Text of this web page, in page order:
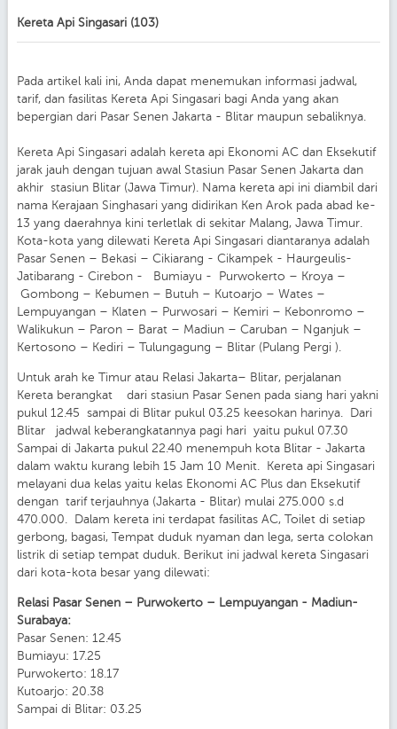
Kereta Api Singasari (103)
Pada artikel kali ini, Anda dapat menemukan informasi jadwal,
tarif, dan fasilitas Kereta Api Singasari bagi Anda yang akan
bepergian dari Pasar Senen Jakarta - Blitar maupun sebaliknya.
Kereta Api Singasari adalah kereta api Ekonomi AC dan Eksekutif
jarak jauh dengan tujuan awal Stasiun Pasar Senen Jakarta dan
akhir stasiun Blitar (Jawa Timur). Nama kereta api ini diambil dari
nama Kerajaan Singhasari yang didirikan Ken Arok pada abad ke-
13 yang daerahnya kini terletlak di sekitar Malang, Jawa Timur.
Kota-kota yang dilewati Kereta Api Singasari diantaranya adalah
Pasar Senen – Bekasi – Cikiarang - Cikampek - Haurgeulis-
Jatibarang - Cirebon - Bumiayu - Purwokerto – Kroya –
Gombong – Kebumen – Butuh – Kutoarjo – Wates –
Lempuyangan – Klaten – Purwosari – Kemiri – Kebonromo –
Walikukun – Paron – Barat – Madiun – Caruban – Nganjuk –
Kertosono – Kediri – Tulungagung – Blitar (Pulang Pergi ).
Untuk arah ke Timur atau Relasi Jakarta– Blitar, perjalanan
Kereta berangkat dari stasiun Pasar Senen pada siang hari yakni
pukul 12.45 sampai di Blitar pukul 03.25 keesokan harinya. Dari
Blitar jadwal keberangkatannya pagi hari yaitu pukul 07.30
Sampai di Jakarta pukul 22.40 menempuh kota Blitar - Jakarta
dalam waktu kurang lebih 15 Jam 10 Menit. Kereta api Singasari
melayani dua kelas yaitu kelas Ekonomi AC Plus dan Eksekutif
dengan tarif terjauhnya (Jakarta - Blitar) mulai 275.000 s.d
470.000. Dalam kereta ini terdapat fasilitas AC, Toilet di setiap
gerbong, bagasi, Tempat duduk nyaman dan lega, serta colokan
listrik di setiap tempat duduk. Berikut ini jadwal kereta Singasari
dari kota-kota besar yang dilewati:
Relasi Pasar Senen – Purwokerto – Lempuyangan - Madiun-
Surabaya:
Pasar Senen: 12.45
Bumiayu: 17.25
Purwokerto: 18.17
Kutoarjo: 20.38
Sampai di Blitar: 03.25